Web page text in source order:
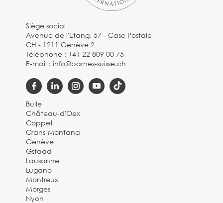
Siège social
Avenue de l'Etang, 57 - Case Postale
CH - 1211 Genève 2
Téléphone :+41 22 809 00 75
E-mail :info@barnes-suisse.ch
Bulle
Château-d'Oex
Coppet
Crans-Montana
Genève
Gstaad
Lausanne
Lugano
Montreux
Morges
Nyon